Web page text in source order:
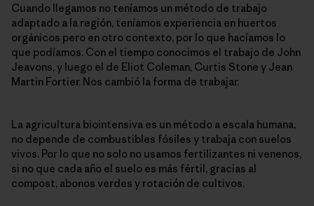
Cuando llegamos no teníamos un método de trabajo
adaptado a la región, teníamos experiencia en huertos
orgánicos pero en otro contexto, por lo que hacíamos lo
que podíamos. Con el tiempo conocimos el trabajo de John
Jeavons, y luego el de Eliot Coleman, Curtis Stone y Jean
Martin Fortier. Nos cambió la forma de trabajar.
La agricultura biointensiva es un método a escala humana,
no depende de combustibles fósiles y trabaja con suelos
vivos. Por lo que no solo no usamos fertilizantes ni venenos,
si no que cada año el suelo es más fértil, gracias al
compost, abonos verdes y rotación de cultivos.